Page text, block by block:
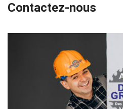
Contactez-nous